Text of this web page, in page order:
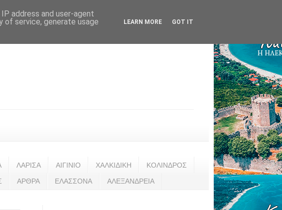
ΛΑΡΙΣΑ ΑΙΓΙΝΙΟ ΧΑΛΚΙΔΙΚΗ ΚΟΛΙΝΔΡΟΣ
ΑΡΘΡΑ ΕΛΑΣΣΟΝΑ ΑΛΕΞΑΝΔΡΕΙΑ
address and user-agent
of service, generate usage
LEARN MORE GOT IT